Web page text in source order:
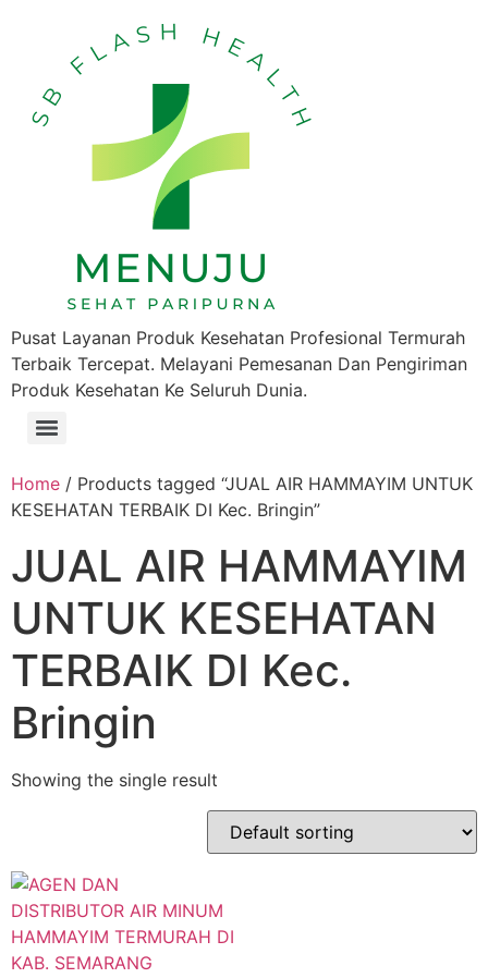
Pusat Layanan Produk Kesehatan Profesional Termurah
Terbaik Tercepat. Melayani Pemesanan Dan Pengiriman
Produk Kesehatan Ke Seluruh Dunia.
Home / Products tagged “JUAL AIR HAMMAYIM UNTUK
KESEHATAN TERBAIK DI Kec. Bringin”
JUAL AIR HAMMAYIM
UNTUK KESEHATAN
TERBAIK DI Kec.
Bringin
Showing the single result